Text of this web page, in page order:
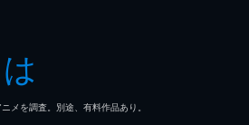
を調査。別途、有料作品あり。